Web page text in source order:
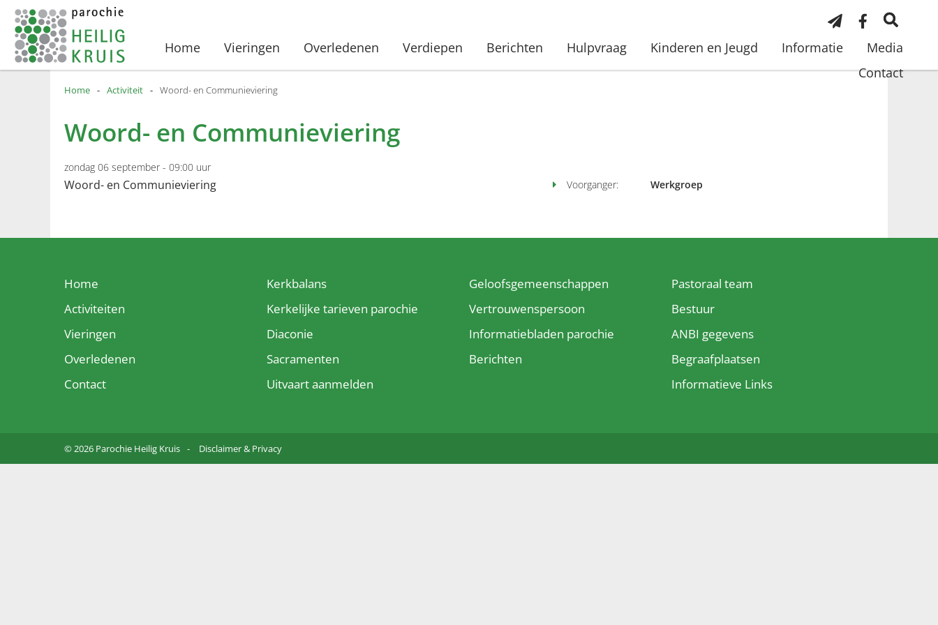
Home Vieringen Overledenen Verdiepen Berichten Hulpvraag Kinderen en Jeugd Informatie
Media
Contact
Home - Activiteit - Woord- en Communieviering
Woord- en Communieviering
zondag 06 september - 09:00 uur
Woord- en Communieviering Voorganger: Werkgroep
Home
Activiteiten
Vieringen
Overledenen
Contact
Kerkbalans
Kerkelijke tarieven parochie
Diaconie
Sacramenten
Uitvaart aanmelden
Geloofsgemeenschappen
Vertrouwenspersoon
Informatiebladen parochie
Berichten
Pastoraal team
Bestuur
ANBI gegevens
Begraafplaatsen
Informatieve Links
© 2026 Parochie Heilig Kruis Disclaimer & Privacy